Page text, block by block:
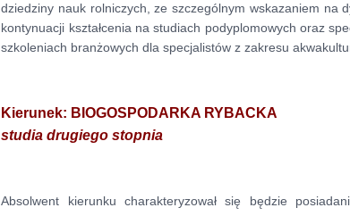
dziedziny nauk rolniczych, ze szczególnym wskazaniem na
kontynuacji kształcenia na studiach podyplomowych oraz
szkoleniach branżowych dla specjalistów z zakresu
Kierunek: BIOGOSPODARKA RYBACKA
studia drugiego stopnia
Absolwent kierunku charakteryzował się będzie